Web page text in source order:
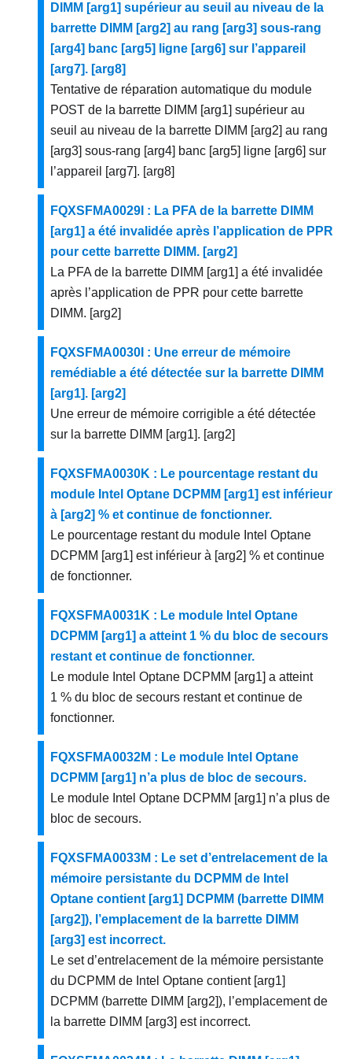
DIMM [arg1] supérieur au seuil au niveau de la
barrette DIMM [arg2] au rang [arg3] sous-rang
[arg4] banc [arg5] ligne [arg6] sur l’appareil
[arg7]. [arg8]
Tentative de réparation automatique du module
POST de la barrette DIMM [arg1] supérieur au
seuil au niveau de la barrette DIMM [arg2] au rang
[arg3] sous-rang [arg4] banc [arg5] ligne [arg6] sur
l’appareil [arg7]. [arg8]
FQXSFMA0029I : La PFA de la barrette DIMM
[arg1] a été invalidée après l’application de PPR
pour cette barrette DIMM. [arg2]
La PFA de la barrette DIMM [arg1] a été invalidée
après l’application de PPR pour cette barrette
DIMM. [arg2]
FQXSFMA0030I : Une erreur de mémoire
remédiable a été détectée sur la barrette DIMM
[arg1]. [arg2]
Une erreur de mémoire corrigible a été détectée
sur la barrette DIMM [arg1]. [arg2]
FQXSFMA0030K : Le pourcentage restant du
module Intel Optane DCPMM [arg1] est inférieur
à [arg2] % et continue de fonctionner.
Le pourcentage restant du module Intel Optane
DCPMM [arg1] est inférieur à [arg2] % et continue
de fonctionner.
FQXSFMA0031K : Le module Intel Optane
DCPMM [arg1] a atteint 1 % du bloc de secours
restant et continue de fonctionner.
Le module Intel Optane DCPMM [arg1] a atteint
1 % du bloc de secours restant et continue de
fonctionner.
FQXSFMA0032M : Le module Intel Optane
DCPMM [arg1] n’a plus de bloc de secours.
Le module Intel Optane DCPMM [arg1] n’a plus de
bloc de secours.
FQXSFMA0033M : Le set d’entrelacement de la
mémoire persistante du DCPMM de Intel
Optane contient [arg1] DCPMM (barrette DIMM
[arg2]), l’emplacement de la barrette DIMM
[arg3] est incorrect.
Le set d’entrelacement de la mémoire persistante
du DCPMM de Intel Optane contient [arg1]
DCPMM (barrette DIMM [arg2]), l’emplacement de
la barrette DIMM [arg3] est incorrect.